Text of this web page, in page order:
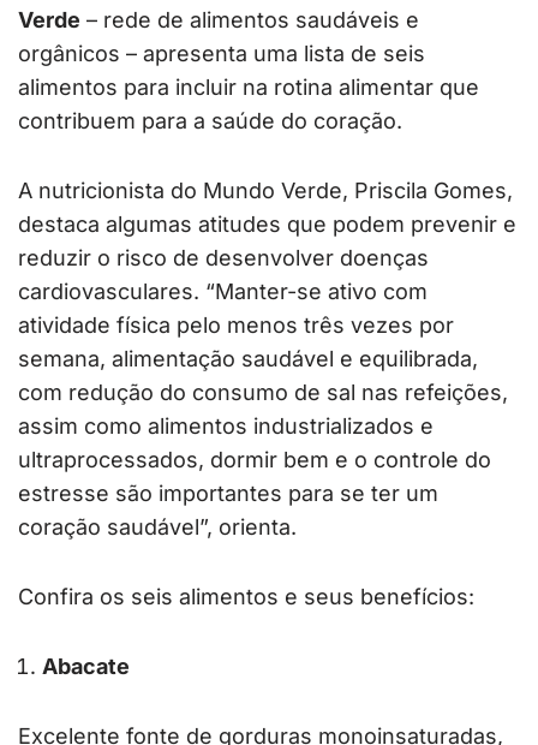
Verde – rede de alimentos saudáveis e
orgânicos – apresenta uma lista de seis
alimentos para incluir na rotina alimentar que
contribuem para a saúde do coração.
A nutricionista do Mundo Verde, Priscila Gomes,
destaca algumas atitudes que podem prevenir e
reduzir o risco de desenvolver doenças
cardiovasculares. “Manter-se ativo com
atividade física pelo menos três vezes por
semana, alimentação saudável e equilibrada,
com redução do consumo de sal nas refeições,
assim como alimentos industrializados e
ultraprocessados, dormir bem e o controle do
estresse são importantes para se ter um
coração saudável”, orienta.
Confira os seis alimentos e seus benefícios:
Abacate
Excelente fonte de gorduras monoinsaturadas,